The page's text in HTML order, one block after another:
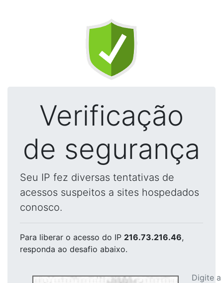
Verificação
de segurança
Seu IP fez diversas tentativas de
acessos suspeitos a sites hospedados
conosco.
Para liberar o acesso do IP 216.73.216.46,
responda ao desafio abaixo.
Digite